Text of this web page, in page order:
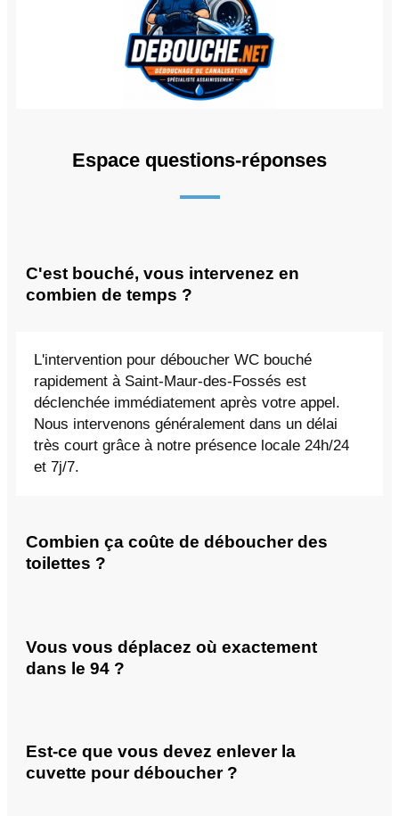
Espace questions-réponses
C'est bouché, vous intervenez en
combien de temps ?
L'intervention pour déboucher WC bouché
rapidement à Saint-Maur-des-Fossés est
déclenchée immédiatement après votre appel.
Nous intervenons généralement dans un délai
très court grâce à notre présence locale 24h/24
et 7j/7.
Combien ça coûte de déboucher des
toilettes ?
Vous vous déplacez où exactement
dans le 94 ?
Est-ce que vous devez enlever la
cuvette pour déboucher ?